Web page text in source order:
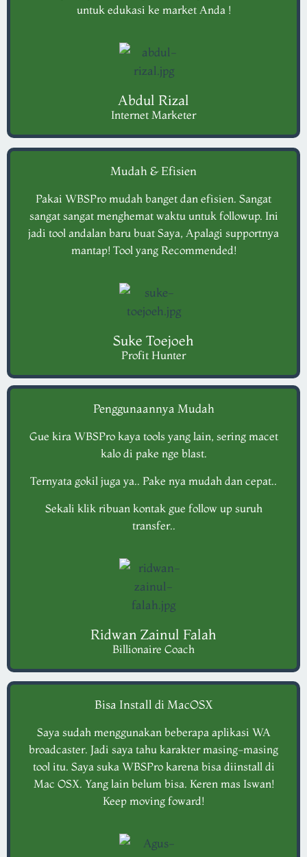
untuk edukasi ke market Anda !
Abdul Rizal
Internet Marketer
Mudah & Efisien
Pakai WBSPro mudah banget dan efisien. Sangat
sangat sangat menghemat waktu untuk followup. Ini
jadi tool andalan baru buat Saya, Apalagi supportnya
mantap! Tool yang Recommended!
Suke Toejoeh
Profit Hunter
Penggunaannya Mudah
Gue kira WBSPro kaya tools yang lain, sering macet
kalo di pake nge blast.
Ternyata gokil juga ya.. Pake nya mudah dan cepat..
Sekali klik ribuan kontak gue follow up suruh
transfer..
Ridwan Zainul Falah
Billionaire Coach
Bisa Install di MacOSX
Saya sudah menggunakan beberapa aplikasi WA
broadcaster. Jadi saya tahu karakter masing-masing
tool itu. Saya suka WBSPro karena bisa diinstall di
Mac OSX. Yang lain belum bisa. Keren mas Iswan!
Keep moving foward!